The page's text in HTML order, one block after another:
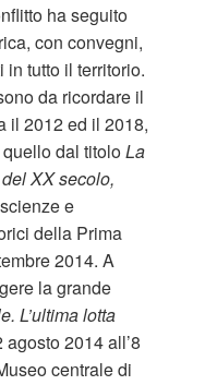
ha seguito
con convegni,
tutto il territorio.
da ricordare il
il 2012 ed il 2018,
quello dal titoloLa
XX secolo,
e
della Prima
2014. A
la grande
L’ultima lotta
2014 all’8
centrale di